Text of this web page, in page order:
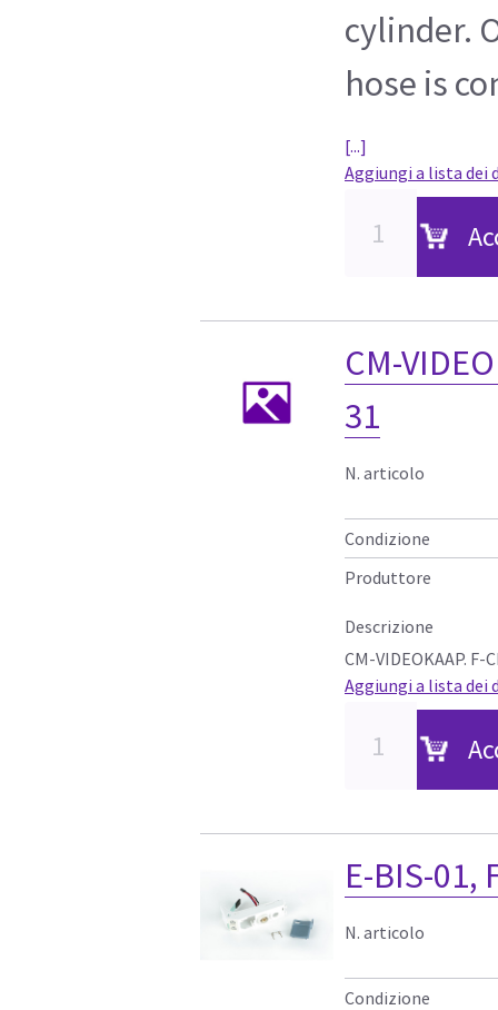
cylinder.
hose is
[...]
Aggiungi a lista dei
CM-
31
N. articolo
Condizione
Produttore
Descrizione
CM-VIDEOKAAP. F-
Aggiungi a lista dei
E-BIS-01,
N. articolo
Condizione